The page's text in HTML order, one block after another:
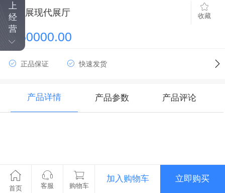
家具展现代展厅 收藏
￥50000.00
正品保证 快速发货
产品详情 产品参数 产品评论
首页 客服 购物车
加入购物车 立即购买
上
经
营